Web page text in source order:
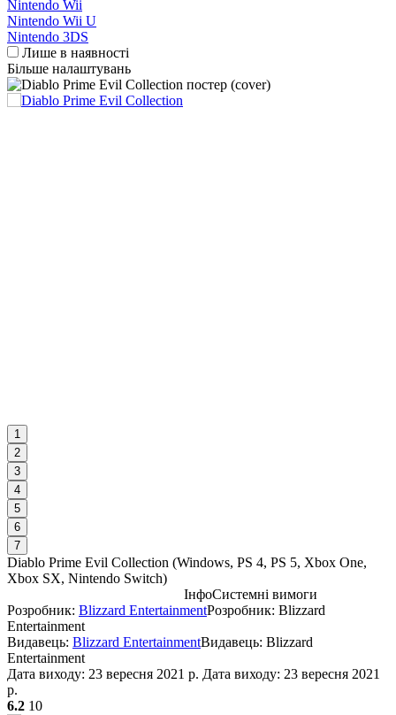
Nintendo Wii
Nintendo Wii U
Nintendo 3DS
Лише в наявності
Більше налаштувань
1
2
3
4
5
6
7
Diablo Prime Evil Collection (Windows, PS 4, PS 5, Xbox One,
Xbox SX, Nintendo Switch)
ІнфоСистемні вимоги
Розробник: Blizzard EntertainmentРозробник: Blizzard
Entertainment
Видавець: Blizzard EntertainmentВидавець: Blizzard
Entertainment
Дата виходу: 23 вересня 2021 р. Дата виходу: 23 вересня 2021
р.
6.2 10